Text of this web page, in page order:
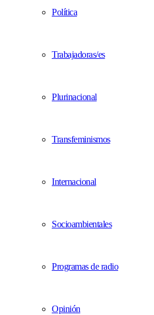
Política
Trabajadoras/es
Plurinacional
Transfeminismos
Internacional
Socioambientales
Programas de radio
Opinión